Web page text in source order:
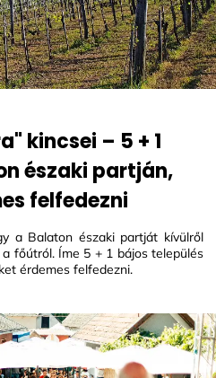
kincsei – 5 + 1
északi partján,
felfedezni
a Balaton északi partját kívülről
főútról. Íme 5 + 1 bájos település
érdemes felfedezni.